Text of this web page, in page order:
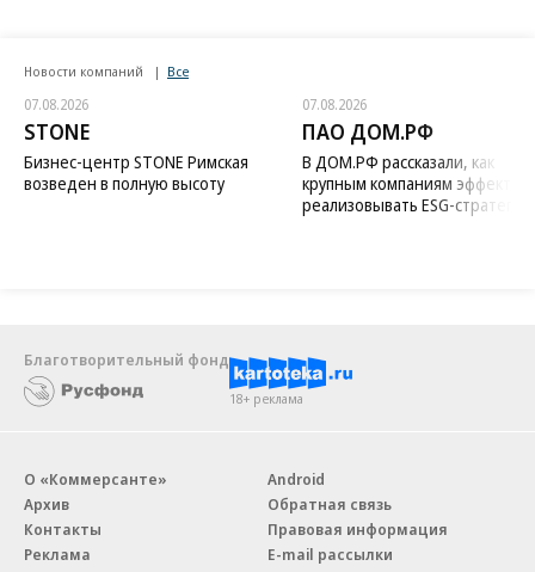
Новости компаний Все
07.08.2026
STONE
Бизнес-центр STONE Римская
возведен в полную высоту
07.08.2026
ПАО ДОМ.РФ
В ДОМ.РФ рассказали, как
крупным компаниям
реализовывать ESG-стратегию
Благотворительный фонд
18+ реклама
О «Коммерсанте»
Архив
Контакты
Реклама
Android
Обратная связь
Правовая информация
E-mail рассылки